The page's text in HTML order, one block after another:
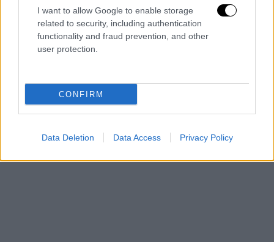
I want to allow Google to enable storage
related to security, including authentication
functionality and fraud prevention, and other
user protection.
CONFIRM
Data Deletion Data Access Privacy Policy